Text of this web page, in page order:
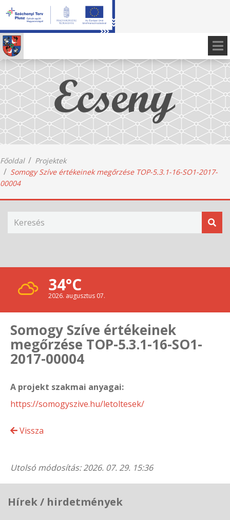
Főoldal
Projektek
Somogy Szíve értékeinek megőrzése TOP-5.3.1-16-SO1-2017-
00004
34°C
2026. augusztus 07.
Somogy Szíve értékeinek
megőrzése TOP-5.3.1-16-SO1-
2017-00004
A projekt szakmai anyagai:
https://somogyszive.hu/letoltesek/
Vissza
Utolsó módosítás: 2026. 07. 29. 15:36
Hírek / hirdetmények